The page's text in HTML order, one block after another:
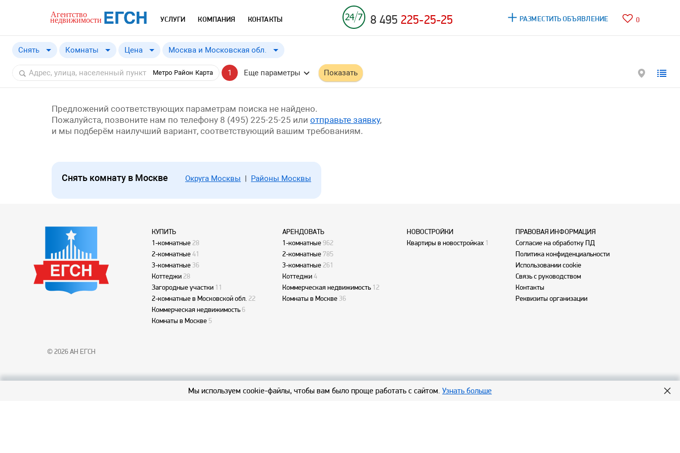
УСЛУГИ КОМПАНИЯ КОНТАКТЫ 8 495 225-25-25 РАЗМЕСТИТЬ ОБЪЯВЛЕНИЕ 0
Снять
Купить
Снять
Комнаты Цена
от до Применить
Москва и Московская обл.
Москва и Московская обл.
Москва
Московская обл.
Метро Район Карта 1 Еще параметры Показать
Предложений соответствующих параметрам поиска не найдено.
Пожалуйста, позвоните нам по телефону 8 (495) 225-25-25 или отправьте заявку,
и мы подберём наилучший вариант, соответствующий вашим требованиям.
Снять комнату в Москве Округа Москвы | Районы Москвы
© 2026 АН ЕГСН
КУПИТЬ
1-комнатные 28
2-комнатные 41
3-комнатные 36
Коттеджи 28
Загородные участки 11
2-комнатные в Московской обл. 22
Коммерческая недвижимость 6
Комнаты в Москве 5
АРЕНДОВАТЬ
1-комнатные962
2-комнатные785
3-комнатные 261
Коттеджи4
Коммерческая недвижимость 12
Комнаты в Москве 36
НОВОСТРОЙКИ
Квартиры в новостройках 1
ПРАВОВАЯ ИНФОРМАЦИЯ
Согласие на обработку ПД
Политика конфиденциальности
Использовании cookie
Связь с руководством
Контакты
Реквизиты организации
Мы используем cookie-файлы, чтобы вам было проще работать с сайтом. Узнать больше